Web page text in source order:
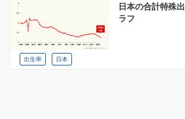
日本の合計特殊
ラフ
出生率 日本